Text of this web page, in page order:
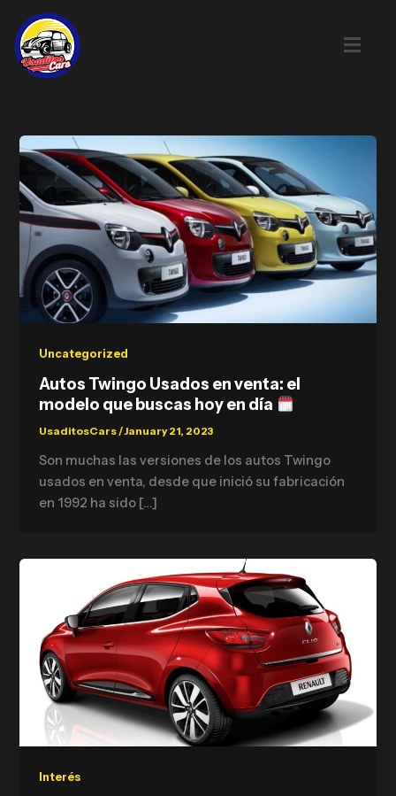
content
Uncategorized
Autos Twingo Usados en venta: el
modelo que buscas hoy en día
UsaditosCars/January 21, 2023
Son muchas las versiones de los autos Twingo
usados en venta, desde que inició su fabricación
en 1992 ha sido […]
Interés